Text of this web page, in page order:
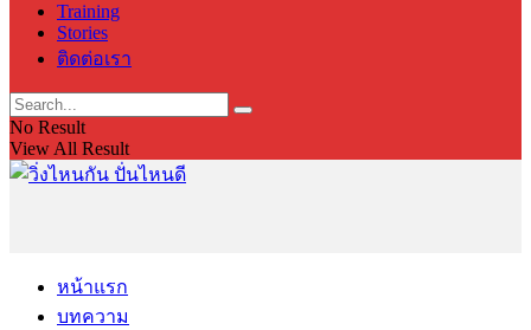
Training
Stories
ติดต่อเรา
No Result
View All Result
หน้าแรก
บทความ